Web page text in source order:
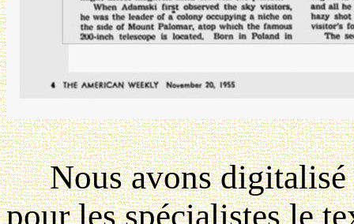
Nous avons digitalisé
pour les spécialistes le